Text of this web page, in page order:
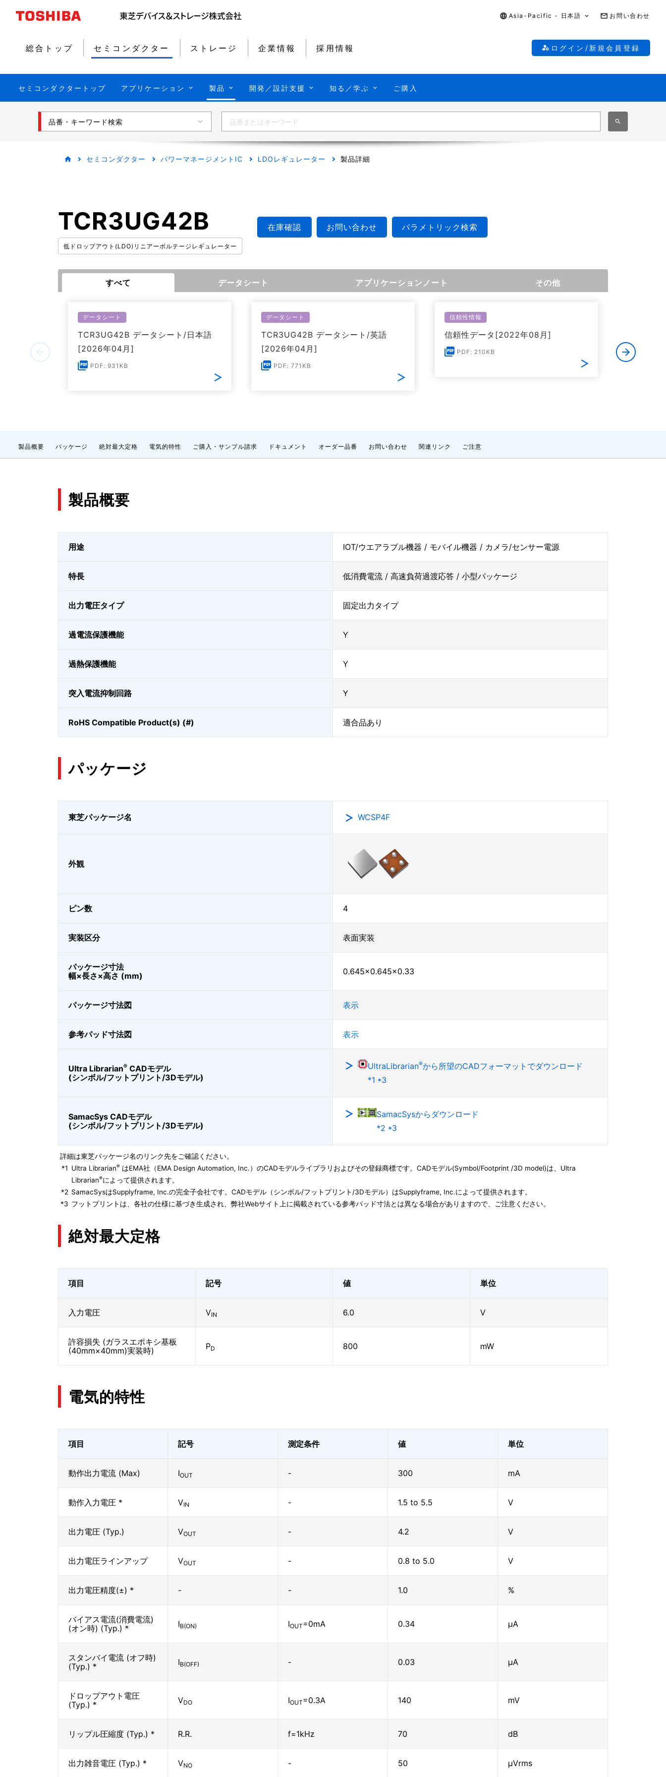
Asia-Pacific - 日本語 お問い合わせ
総合トップ セミコンダクター ストレージ 企業情報 採用情報 ログイン/新規会員登録
セミコンダクタートップ アプリケーション 製品 開発／設計支援 知る／学ぶ ご購入
品番・キーワード検索
セミコンダクター パワーマネージメントIC LDOレギュレーター 製品詳細
TCR3UG42B
低ドロップアウト(LDO)リニアーボルテージレギュレーター
在庫確認 お問い合わせ パラメトリック検索
すべて データシート アプリケーションノート その他
データシート
TCR3UG42B データシート/日本語
[2026年04月]
PDF: 931KB
データシート
TCR3UG42B データシート/英語
[2026年04月]
PDF: 771KB
信頼性情報
信頼性データ[2022年08月]
PDF: 210KB
る証明
製品概要 パッケージ 絶対最大定格 電気的特性 ご購入・サンプル請求 ドキュメント オーダー品番 お問い合わせ 関連リンク ご注意
製品概要
用途 IOT/ウエアラブル機器 / モバイル機器 / カメラ/センサー電源
特長 低消費電流 / 高速負荷過渡応答 / 小型パッケージ
出力電圧タイプ 固定出力タイプ
過電流保護機能 Y
過熱保護機能 Y
突入電流抑制回路 Y
RoHS Compatible Product(s) (#) 適合品あり
パッケージ
東芝パッケージ名 WCSP4F
外観
ピン数 4
実装区分 表面実装
パッケージ寸法
幅×長さ×高さ (mm)
0.645×0.645×0.33
パッケージ寸法図 表示
参考パッド寸法図 表示
Ultra Librarian® CADモデル
(シンボル/フットプリント/3Dモデル)
UltraLibrarian®から所望のCADフォーマットでダウンロード
*1 *3
SamacSys CADモデル
(シンボル/フットプリント/3Dモデル)
SamacSysからダウンロード
*2 *3
詳細は東芝パッケージ名のリンク先をご確認ください。
*1 Ultra Librarian® はEMA社（EMA Design Automation, Inc.）のCADモデルライブラリおよびその登録商標です。CADモデル(Symbol/Footprint /3D model)は、Ultra
Librarian®によって提供されます。
*2 SamacSysはSupplyframe, Inc.の完全子会社です。CADモデル（シンボル/フットプリント/3Dモデル）はSupplyframe, Inc.によって提供されます。
*3 フットプリントは、各社の仕様に基づき生成され、弊社Webサイト上に掲載されている参考パッド寸法とは異なる場合がありますので、ご注意ください。
絶対最大定格
項目 記号 値 単位
入力電圧 VIN 6.0 V
許容損失 (ガラスエポキシ基板
(40mm×40mm)実装時)
PD 800 mW
電気的特性
項目 記号 測定条件 値 単位
動作出力電流 (Max) IOUT - 300 mA
動作入力電圧 * VIN - 1.5 to 5.5 V
出力電圧 (Typ.) VOUT - 4.2 V
出力電圧ラインアップ VOUT - 0.8 to 5.0 V
出力電圧精度(±) * - - 1.0 %
バイアス電流(消費電流)
(オン時) (Typ.) *
IB(ON) IOUT=0mA 0.34 μA
スタンバイ電流 (オフ時)
(Typ.) *
IB(OFF) - 0.03 μA
ドロップアウト電圧
(Typ.) *
VDO IOUT=0.3A 140 mV
リップル圧縮度 (Typ.) * R.R. f=1kHz 70 dB
出力雑音電圧 (Typ.) * VNO - 50 μVrms